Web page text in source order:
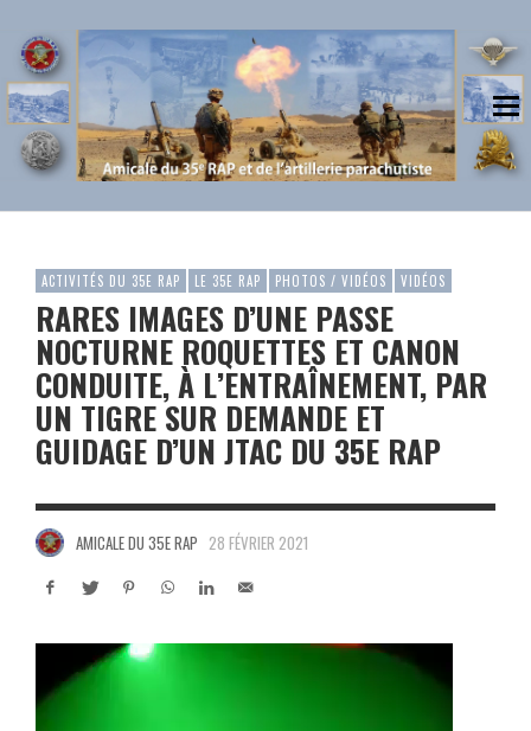
ACTIVITÉS DU 35E RAP LE 35E RAP PHOTOS / VIDÉOS VIDÉOS
RARES IMAGES D’UNE PASSE
NOCTURNE ROQUETTES ET CANON
CONDUITE, À L’ENTRAÎNEMENT, PAR
UN TIGRE SUR DEMANDE ET
GUIDAGE D’UN JTAC DU 35E RAP
AMICALE DU 35E RAP 28 FÉVRIER 2021
vidéo